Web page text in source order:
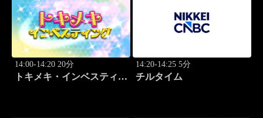
14:00-14:20 20分
トキメキ・インベスティン
14:20-14:25 5分
チルタイム